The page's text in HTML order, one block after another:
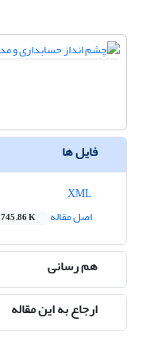
فایل ها
اصل مقاله
745.86 K
هم رسانی
ارجاع به این مقاله